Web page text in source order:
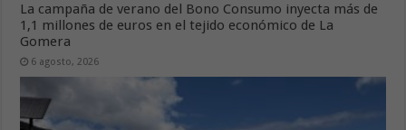
La campaña de verano del Bono Consumo inyecta más de
1,1 millones de euros en el tejido económico de La
Gomera
6 agosto, 2026